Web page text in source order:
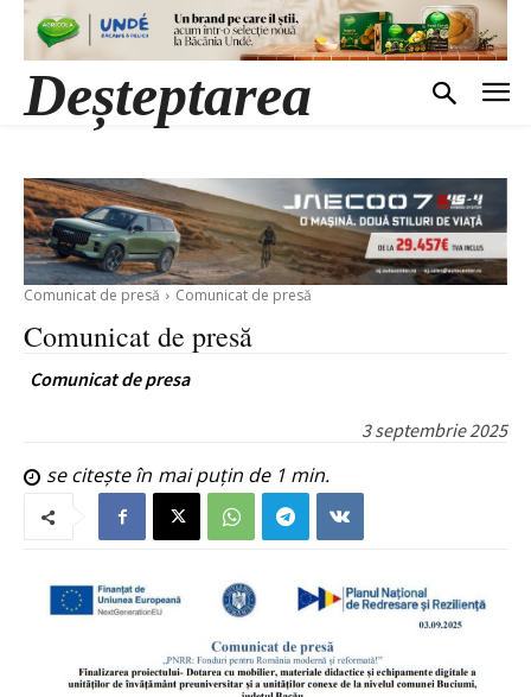
Deșteptarea
Comunicat de presă Comunicat de presă
Comunicat de presă
Comunicat de presa
3 septembrie 2025
se citește în mai puțin de 1 min.